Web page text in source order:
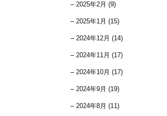
2025年2月 (9)
2025年1月 (15)
2024年12月 (14)
2024年11月 (17)
2024年10月 (17)
2024年9月 (19)
2024年8月 (11)